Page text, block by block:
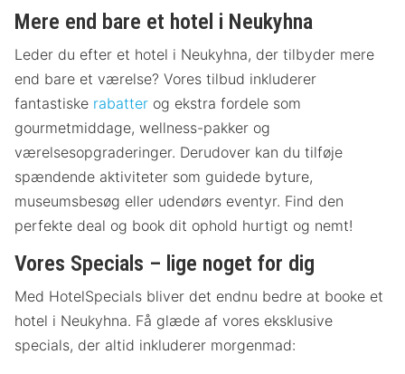
Mere end bare et hotel i Neukyhna
Leder du efter et hotel i Neukyhna, der tilbyder mere
end bare et værelse? Vores tilbud inkluderer
fantastiske rabatter og ekstra fordele som
gourmetmiddage, wellness-pakker og
værelsesopgraderinger. Derudover kan du tilføje
spændende aktiviteter som guidede byture,
museumsbesøg eller udendørs eventyr. Find den
perfekte deal og book dit ophold hurtigt og nemt!
Vores Specials – lige noget for dig
Med HotelSpecials bliver det endnu bedre at booke et
hotel i Neukyhna. Få glæde af vores eksklusive
specials, der altid inkluderer morgenmad: